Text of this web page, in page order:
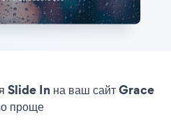
Slide In на ваш сайт Grace
проще